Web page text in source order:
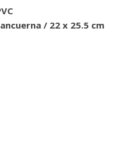
/ 22 x 25.5 cm